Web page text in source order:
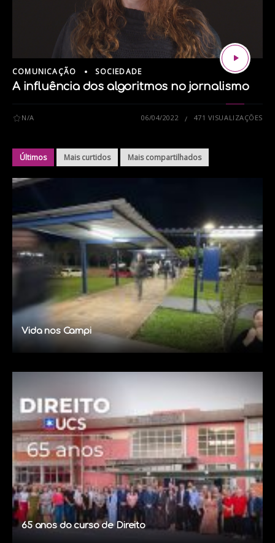
COMUNICAÇÃO SOCIEDADE
A influência dos algoritmos no jornalismo
N/A 06/04/2022 471 VISUALIZAÇÕES
Últimos Mais curtidos Mais compartilhados
Vida nos Campi
65 anos do curso de Direito